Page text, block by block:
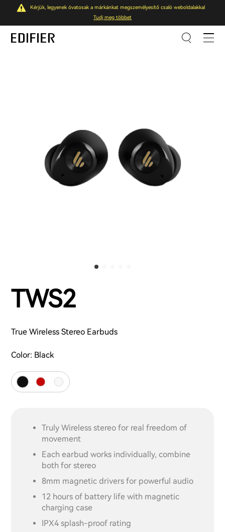
Kérjük, legyenek óvatosak a márkánkat megszemélyesítő csaló weboldalakkal
Tudj meg többet
TWS2
True Wireless Stereo Earbuds
Color: Black
Truly Wireless stereo for real freedom of
movement
Each earbud works individually, combine
both for stereo
8mm magnetic drivers for powerful audio
12 hours of battery life with magnetic
charging case
IPX4 splash-proof rating